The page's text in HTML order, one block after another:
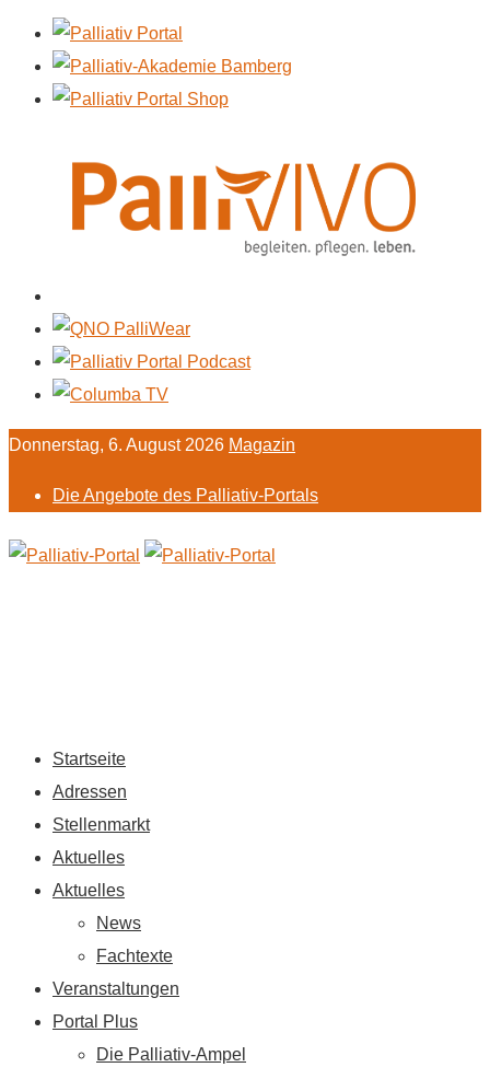
Donnerstag, 6. August 2026 Magazin
Die Angebote des Palliativ-Portals
Startseite
Adressen
Stellenmarkt
Aktuelles
Aktuelles
News
Fachtexte
Veranstaltungen
Portal Plus
Die Palliativ-Ampel